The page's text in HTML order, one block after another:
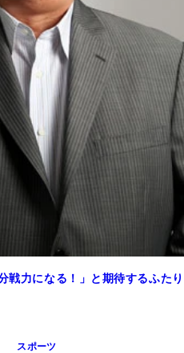
戦力になる！」と期待するふたり
スポーツ